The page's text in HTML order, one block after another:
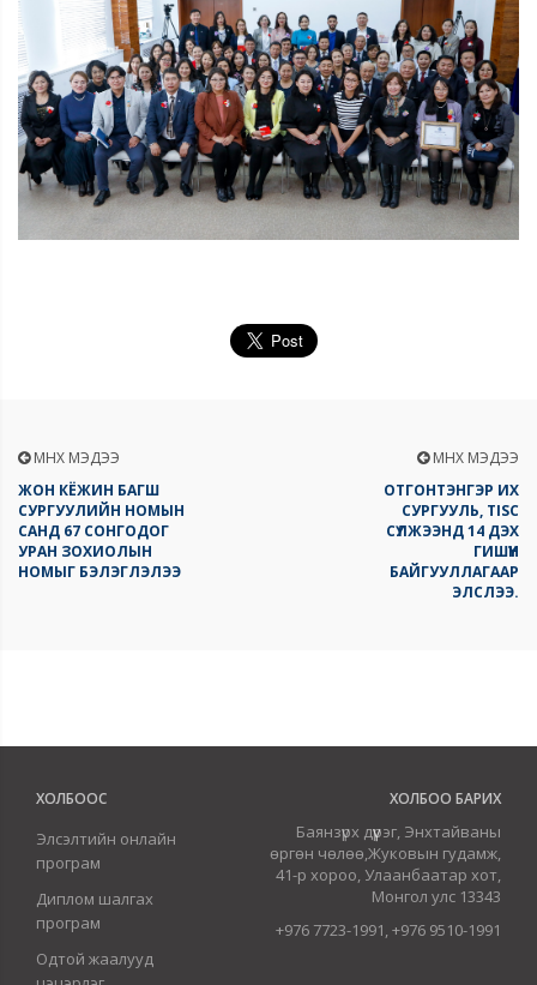
ӨМНӨХ МЭДЭЭ
ЖОН КЁЖИН БАГШ
СУРГУУЛИЙН НОМЫН
САНД 67 СОНГОДОГ
УРАН ЗОХИОЛЫН
НОМЫГ БЭЛЭГЛЭЛЭЭ
ӨМНӨХ МЭДЭЭ
ОТГОНТЭНГЭР ИХ
СУРГУУЛЬ, TISC
СҮЛЖЭЭНД 14 ДЭХ
ГИШҮҮН
БАЙГУУЛЛАГААР
ЭЛСЛЭЭ.
ХОЛБООС
Элсэлтийн онлайн
програм
Диплом шалгах
програм
Одтой жаалууд
ХОЛБОО БАРИХ
Баянзүрх дүүрэг, Энхтайваны
өргөн чөлөө,Жуковын гудамж,
41-р хороо, Улаанбаатар хот,
Монгол улс 13343
+976 7723-1991, +976 9510-1991